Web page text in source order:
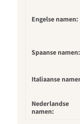
Engelse namen:
Spaanse namen:
Italiaanse
Nederlandse
namen: